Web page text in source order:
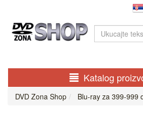
Katalog
DVD Zona Shop Blu-ray za 399-999